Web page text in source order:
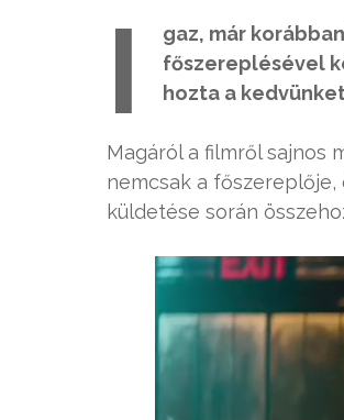
I
gaz, már
főszereplésével
hozta a
Magáról a filmről sajnos
nemcsak a
küldetése során